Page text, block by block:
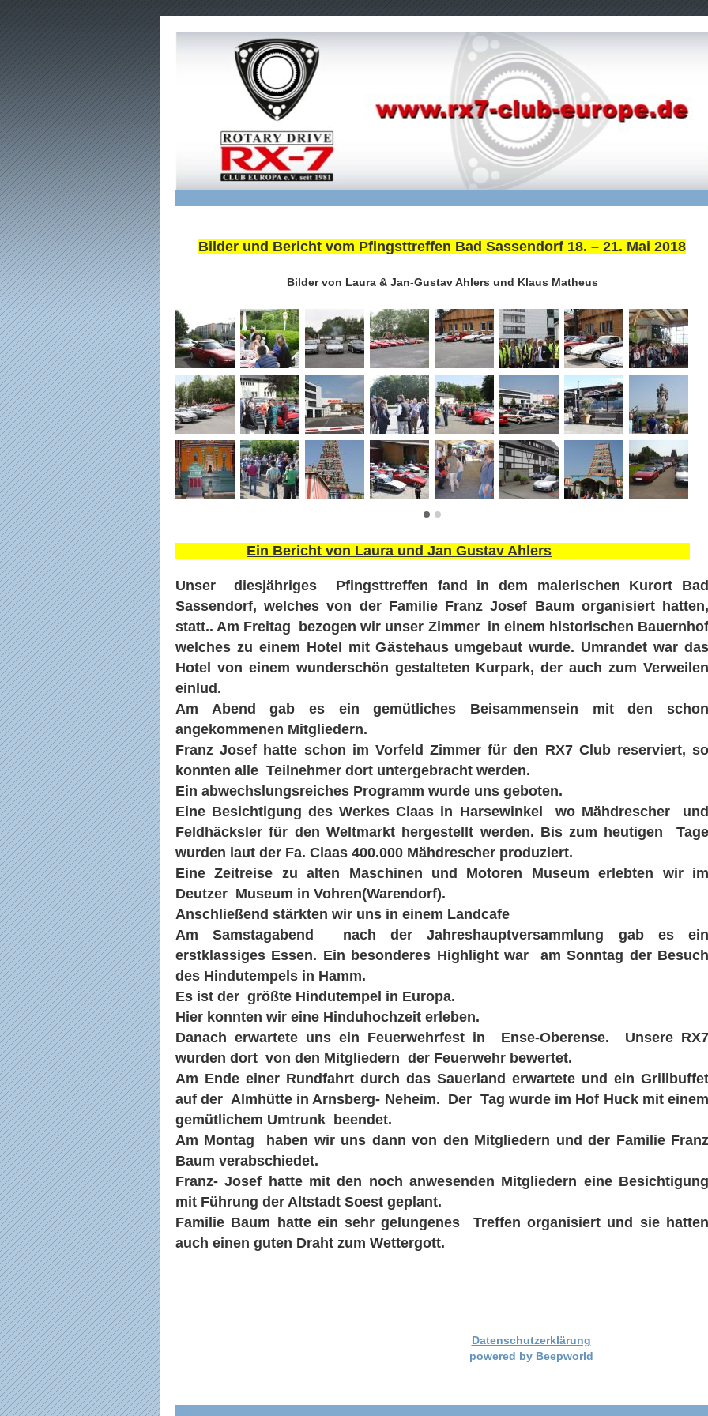
Bilder und Bericht vom Pfingsttreffen Bad Sassendorf 18. – 21. Mai 2018
Bilder von Laura & Jan-Gustav Ahlers und Klaus Matheus
Ein Bericht von Laura und Jan Gustav Ahlers
Unser diesjähriges Pfingsttreffen fand in dem malerischen Kurort Bad
Sassendorf, welches von der Familie Franz Josef Baum organisiert hatten,
statt.. Am Freitag bezogen wir unser Zimmer in einem historischen Bauernhof
welches zu einem Hotel mit Gästehaus umgebaut wurde. Umrandet war das
Hotel von einem wunderschön gestalteten Kurpark, der auch zum Verweilen
einlud.
Am Abend gab es ein gemütliches Beisammensein mit den schon
angekommenen Mitgliedern.
Franz Josef hatte schon im Vorfeld Zimmer für den RX7 Club reserviert, so
konnten alle Teilnehmer dort untergebracht werden.
Ein abwechslungsreiches Programm wurde uns geboten.
Eine Besichtigung des Werkes Claas in Harsewinkel wo Mähdrescher und
Feldhäcksler für den Weltmarkt hergestellt werden. Bis zum heutigen Tage
wurden laut der Fa. Claas 400.000 Mähdrescher produziert.
Eine Zeitreise zu alten Maschinen und Motoren Museum erlebten wir im
Deutzer Museum in Vohren(Warendorf).
Anschließend stärkten wir uns in einem Landcafe
Am Samstagabend nach der Jahreshauptversammlung gab es ein
erstklassiges Essen. Ein besonderes Highlight war am Sonntag der Besuch
des Hindutempels in Hamm.
Es ist der größte Hindutempel in Europa.
Hier konnten wir eine Hinduhochzeit erleben.
Danach erwartete uns ein Feuerwehrfest in Ense-Oberense. Unsere RX7
wurden dort von den Mitgliedern der Feuerwehr bewertet.
Am Ende einer Rundfahrt durch das Sauerland erwartete und ein Grillbuffet
auf der Almhütte in Arnsberg- Neheim. Der Tag wurde im Hof Huck mit einem
gemütlichem Umtrunk beendet.
Am Montag haben wir uns dann von den Mitgliedern und der Familie Franz
Baum verabschiedet.
Franz- Josef hatte mit den noch anwesenden Mitgliedern eine Besichtigung
mit Führung der Altstadt Soest geplant.
Familie Baum hatte ein sehr gelungenes Treffen organisiert und sie hatten
auch einen guten Draht zum Wettergott.
Datenschutzerklärung
powered by Beepworld